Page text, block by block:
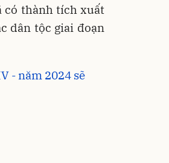
có thành tích xuất
dân tộc giai đoạn
- năm 2024 sẽ